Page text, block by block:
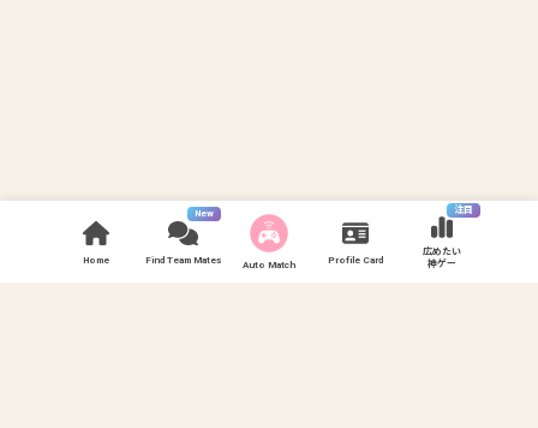
Home
New
Find Team Mates Auto Match Profile Card
注目
広めたい
神ゲー